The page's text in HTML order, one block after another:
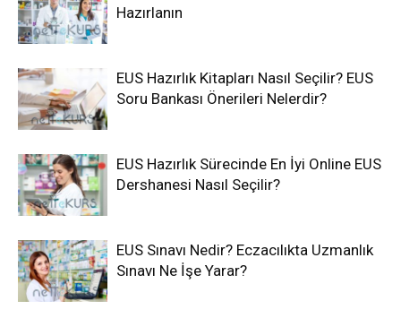
Hazırlanın
EUS Hazırlık Kitapları Nasıl Seçilir? EUS
Soru Bankası Önerileri Nelerdir?
EUS Hazırlık Sürecinde En İyi Online EUS
Dershanesi Nasıl Seçilir?
EUS Sınavı Nedir? Eczacılıkta Uzmanlık
Sınavı Ne İşe Yarar?